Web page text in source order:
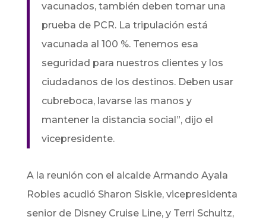
vacunados, también deben tomar una
prueba de PCR. La tripulación está
vacunada al 100 %. Tenemos esa
seguridad para nuestros clientes y los
ciudadanos de los destinos. Deben usar
cubreboca, lavarse las manos y
mantener la distancia social”, dijo el
vicepresidente.
A la reunión con el alcalde Armando Ayala
Robles acudió Sharon Siskie, vicepresidenta
senior de Disney Cruise Line, y Terri Schultz,